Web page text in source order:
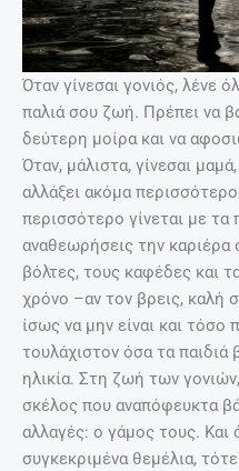
Όταν γίνεσαι γονιός, λένε
παλιά σου ζωή. Πρέπει να
δεύτερη μοίρα και να
Όταν, μάλιστα, γίνεσαι
αλλάξει ακόμα
περισσότερο γίνεται με τα
αναθεωρήσεις την καριέρα
βόλτες, τους καφέδες και
χρόνο –αν τον βρεις, καλή
ίσως να μην είναι και τόσο
τουλάχιστον όσα τα παιδιά
ηλικία. Στη ζωή των
σκέλος που αναπόφευκτα
αλλαγές: ο γάμος τους. Και
συγκεκριμένα θεμέλια,